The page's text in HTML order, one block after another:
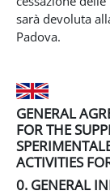
sarà devoluta
Padova.
GENERAL
FOR THE
ACTIVITIES
0. GENERAL